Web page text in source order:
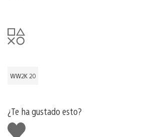
WW2K 20
¿Te ha gustado esto?
Me